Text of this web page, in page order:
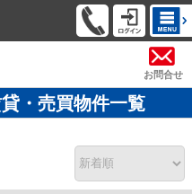
お問合せ
・売買物件一覧